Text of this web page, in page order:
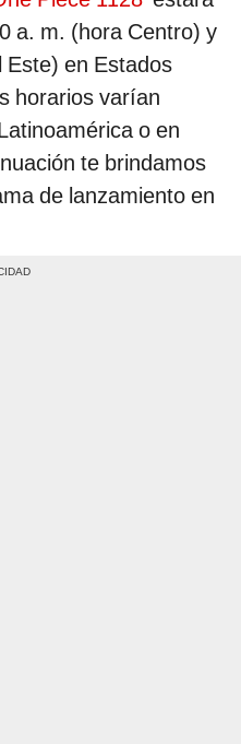
a. m. (hora Centro) y
Este) en Estados
horarios varían
o en
te brindamos
de lanzamiento en